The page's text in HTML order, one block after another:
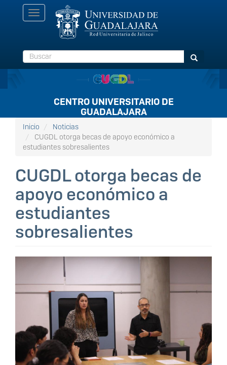
Toggle
navigation
Buscar Buscar
CENTRO UNIVERSITARIO DE
GUADALAJARA
Inicio
Noticias
CUGDL otorga becas de apoyo económico a
estudiantes sobresalientes
CUGDL otorga becas de
apoyo económico a
estudiantes
sobresalientes